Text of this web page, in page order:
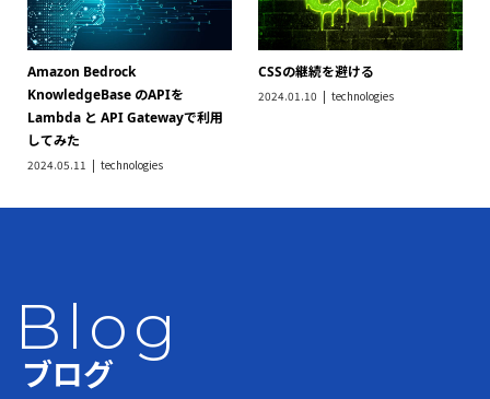
Amazon Bedrock
KnowledgeBase のAPIを
Lambda と API Gatewayで利用
してみた
2024.05.11 technologies
CSSの継続を避ける
2024.01.10 technologies
Blog
ブログ